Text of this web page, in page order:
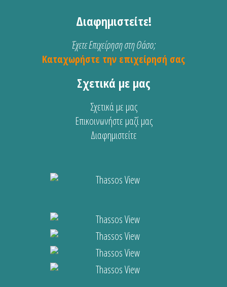
Διαφημιστείτε!
Έχετε Επιχείρηση στη Θάσο;
Καταχωρήστε την επιχείρησή σας
Σχετικά με μας
Σχετικά με μας
Επικοινωνήστε μαζί μας
Διαφημιστείτε